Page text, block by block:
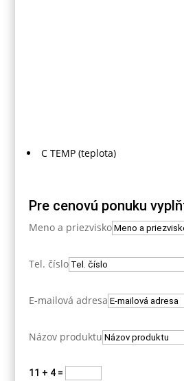
C TEMP (teplota)
Pre cenovú ponuku
Meno a priezvisko
Tel. číslo
E-mailová adresa
Názov produktu
11 + 4 =